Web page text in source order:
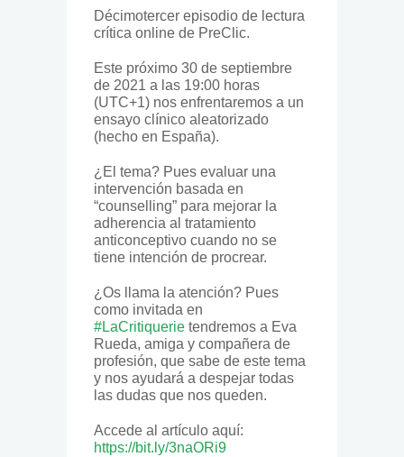
Décimotercer episodio de lectura
crítica online de PreClic.
Este próximo 30 de septiembre
de 2021 a las 19:00 horas
(UTC+1) nos enfrentaremos a un
ensayo clínico aleatorizado
(hecho en España).
¿El tema? Pues evaluar una
intervención basada en
“counselling” para mejorar la
adherencia al tratamiento
anticonceptivo cuando no se
tiene intención de procrear.
¿Os llama la atención? Pues
como invitada en
#LaCritiquerie tendremos a Eva
Rueda, amiga y compañera de
profesión, que sabe de este tema
y nos ayudará a despejar todas
las dudas que nos queden.
Accede al artículo aquí:
https://bit.ly/3naORi9